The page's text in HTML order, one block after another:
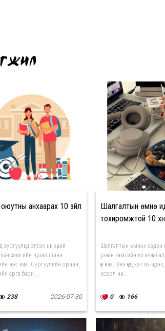
анхаарах 10 зүйл
сургуульд элсэх нь хүний
хамгийн чухал шинэ
нэг юм. Сургуулийн орчин,
арга бари...
238 2026-07-30
Шалгалтын өмнө
тохиромжтой 10
Шалгалтын өмнөх хэдэн
ухаан хамгийн их
үе юм. Энэ үед хэт их
эсвэл чи...
0 166